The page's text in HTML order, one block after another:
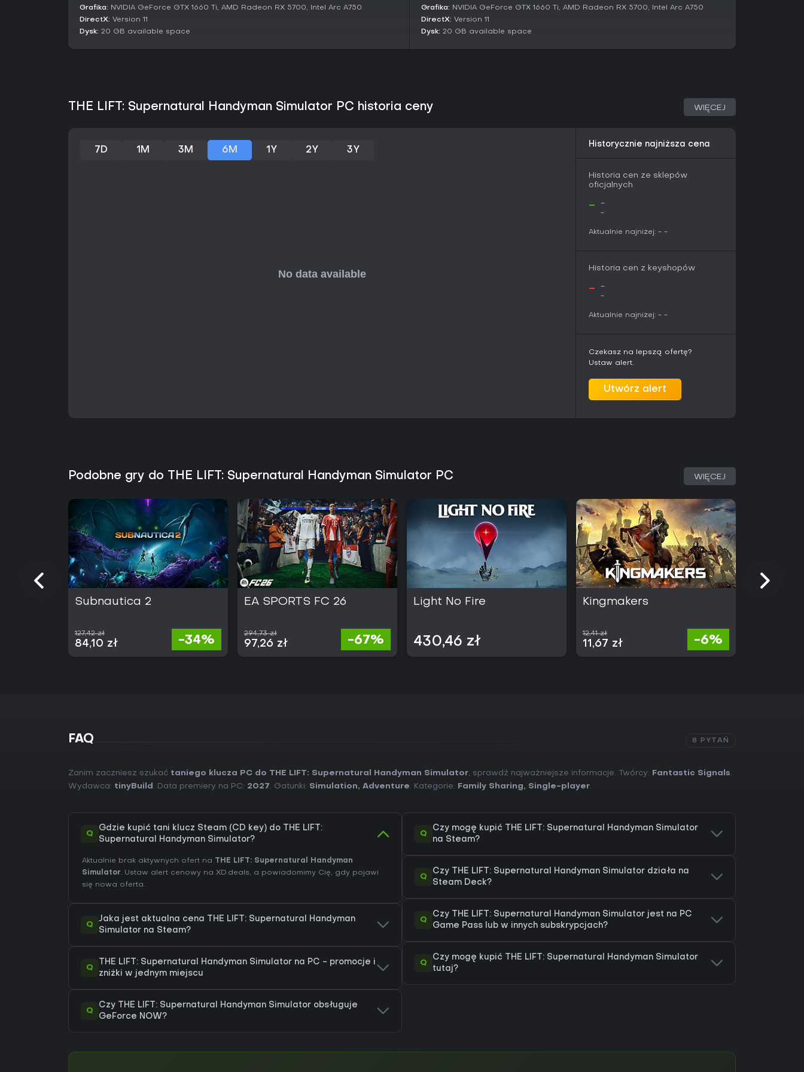
elektrotechniki, wymagające precyzji i uwagi. Świat inspirowany jest estetyką
radzieckiego science fiction, tworząc niepokojącą atmosferę kosmicznego
rozpadu i nadprzyrodzonych zjawisk. Wczesne materiały podkreślają
problemów, THE LIFT: Supernatural Handyman Simulator prezentuje się
łamigłówek oraz dopracowane mechaniki napraw. Gra nie została jeszcze
wydana - premiera zaplanowana jest na 2026 rok - ale dostępny jest playtest na
Ponieważ nie ma jeszcze pełnych recenzji, decyzja powinna zależeć od
Grafika: NVIDIA GeForce GTX 1660 Ti, AMD Radeon RX 5700, Intel Arc A750
DirectX: Version 11
Dysk: 20 GB available space
Grafika: NVIDIA GeForce GTX 1660 Ti, AMD Radeon RX 5700, Intel Arc A750
DirectX: Version 11
Dysk: 20 GB available space
THE LIFT: Supernatural Handyman Simulator PC historia ceny WIĘCEJ
7D 1M 3M 6M 1Y 2Y 3Y
Historycznie najniższa cena
Historia cen ze sklepów
oficjalnych
- -
-
Aktualnie najniżej: - -
Historia cen z keyshopów
- -
-
Aktualnie najniżej: - -
Czekasz na lepszą ofertę?
Ustaw alert.
Utwórz alert
Podobne gry do THE LIFT: Supernatural Handyman Simulator PC WIĘCEJ
Subnautica 2
127,42 zł
84,10 zł -34%
EA SPORTS FC 26
294,73 zł
97,26 zł -67%
Light No Fire
430,46 zł
Kingmakers
12,41 zł
11,67 zł -6%
FAQ 8 PYTAŃ
Zanim zaczniesz szukać taniego klucza PC do THE LIFT: Supernatural Handyman Simulator, sprawdź najważniejsze informacje. Twórcy: Fantastic Signals.
Wydawca: tinyBuild . Data premiery na PC: 2027. Gatunki: Simulation, Adventure. Kategorie: Family Sharing, Single-player.
Q
Gdzie kupić tani klucz Steam (CD key) do THE LIFT:
Supernatural Handyman Simulator?
Aktualnie brak aktywnych ofert na THE LIFT: Supernatural Handyman
Simulator. Ustaw alert cenowy na XD.deals, a powiadomimy Cię, gdy pojawi
się nowa oferta.
Q
Jaka jest aktualna cena THE LIFT: Supernatural Handyman
Simulator na Steam?
Q
THE LIFT: Supernatural Handyman Simulator na PC - promocje i
zniżki w jednym miejscu
Q
Czy THE LIFT: Supernatural Handyman Simulator obsługuje
GeForce NOW?
Q
Czy mogę kupić THE LIFT: Supernatural Handyman Simulator
na Steam?
Q
Czy THE LIFT: Supernatural Handyman Simulator działa na
Steam Deck?
Q
Czy THE LIFT: Supernatural Handyman Simulator jest na PC
Game Pass lub w innych subskrypcjach?
Q
Czy mogę kupić THE LIFT: Supernatural Handyman Simulator
tutaj?